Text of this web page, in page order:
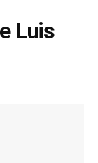
Luis